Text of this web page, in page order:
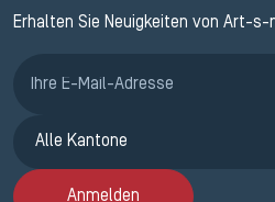
Erhalten Sie Neuigkeiten von Art-s-
Anmelden